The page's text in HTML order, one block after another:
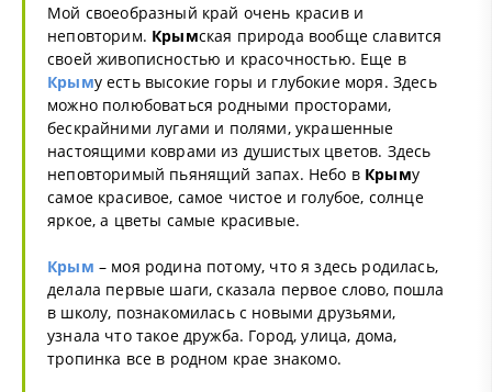
Мой своеобразный край очень красив и
неповторим. Крымская природа вообще славится
своей живописностью и красочностью. Еще в
Крыму есть высокие горы и глубокие моря. Здесь
можно полюбоваться родными просторами,
бескрайними лугами и полями, украшенные
настоящими коврами из душистых цветов. Здесь
неповторимый пьянящий запах. Небо в Крыму
самое красивое, самое чистое и голубое, солнце
яркое, а цветы самые красивые.
Крым – моя родина потому, что я здесь родилась,
делала первые шаги, сказала первое слово, пошла
в школу, познакомилась с новыми друзьями,
узнала что такое дружба. Город, улица, дома,
тропинка все в родном крае знакомо.